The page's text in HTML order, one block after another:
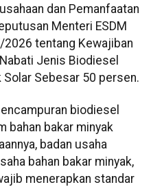
dan Pemanfaatan
Menteri ESDM
2026 tentang Kewajiban
Jenis Biodiesel
Solar Sebesar 50 persen.
biodiesel
bahan bakar minyak
badan usaha
bahan bakar minyak,
menerapkan standar